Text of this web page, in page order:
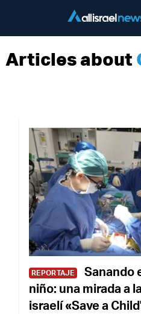
Articles about
REPORTAJE
Sanando
niño: una mirada a
israelí «Save a